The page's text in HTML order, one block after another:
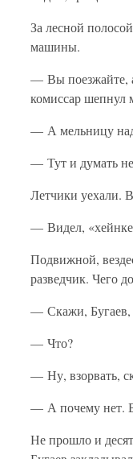
За лесной
машины.
— Вы поезжайте,
комиссар шепнул
— А мельницу
— Тут и думать
Летчики уехали.
— Видел,
Подвижной,
разведчик. Чего
— Скажи, Бугаев,
— Что?
— Ну, взорвать,
— А почему нет.
Не прошло и